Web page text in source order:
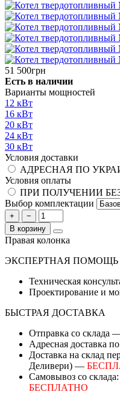
51 500грн
Есть в наличии
Варианты мощностей
12 кВт
16 кВт
20 кВт
24 кВт
30 кВт
Условия доставки
АДРЕСНАЯ ПО
Условия оплаты
ПРИ ПОЛУЧЕНИИ
Выбор комплектации
+
−
В корзину
Правая колонка
ЭКСПЕРТНАЯ ПОМОЩЬ
Техническая
Проектирование и
БЫСТРАЯ ДОСТАВКА
Отправка со склада
Адресная доставка
Доставка на склад
Деливери) —
Самовывоз со склада:
БЕСПЛАТНО